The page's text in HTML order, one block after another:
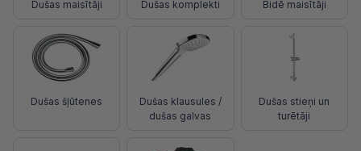
Dušas maisītāji Dušas komplekti Bidē maisītāji
Dušas šļūtenes
Dušas klausules /
dušas galvas
Dušas stieņi un
turētāji